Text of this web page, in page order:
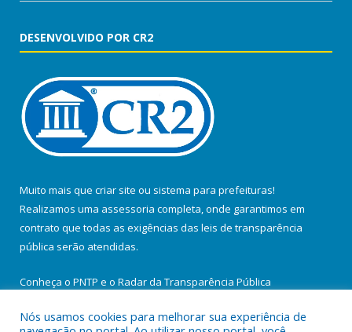
DESENVOLVIDO POR CR2
Muito mais que criar site ou sistema para prefeituras!
Realizamos uma assessoria completa, onde garantimos em
contrato que todas as exigências das leis de transparência
pública serão atendidas.
Conheça o PNTP e o Radar da Transparência Pública
Nós usamos cookies para melhorar sua experiência de